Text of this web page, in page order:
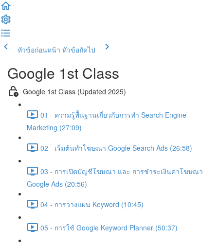
หัวข้อก่อนหน้า หัวข้อถัดไป
Google 1st Class
Google 1st Class (Updated 2025)
01 - ความรู้พื้นฐานเกี่ยวกับการทำ Search Engine
Marketing (27:09)
02 - เริ่มต้นทำโฆษณา Google Search Ads (26:58)
03 - การเปิดบัญชีโฆษณา และ การชำระเงินค่าโฆษณา
Google Ads (20:56)
04 - การวางแผน Keyword (10:45)
05 - การใช้ Google Keyword Planner (50:37)